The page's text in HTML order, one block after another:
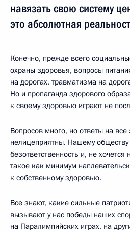
навязать свою систему
это абсолютная
Конечно, прежде всего
охраны здоровья, вопросы
на дорогах, травматизма на
Но и пропаганда здорового
к своему здоровью играют не
Вопросов много, но ответы на все
нелицеприятны. Нашему обществу
безответственность и, не
такое как минимум
к собственному здоровью.
Все знают, какие сильные
вызывают у нас победы наших
на Паралимпийских играх, на